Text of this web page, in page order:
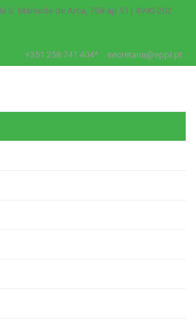
S. Mamede de Arca, 768-ap 51 | 4990-202
+351 258 741 404* secretaria@eppl.pt